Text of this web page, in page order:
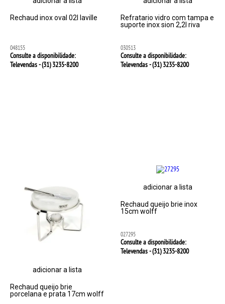
Rechaud inox oval 02l laville
048155
Consulte a disponibilidade:
Televendas - (31)3235-8200
Refratario vidro com tampa e
suporte inox sion 2,2l riva
030513
Consulte a disponibilidade:
Televendas - (31)3235-8200
adicionar a lista
Rechaud queijo brie
porcelana e prata 17cm wolff
adicionar a lista
Rechaud queijo brie inox
15cm wolff
027295
Consulte a disponibilidade:
Televendas - (31)3235-8200